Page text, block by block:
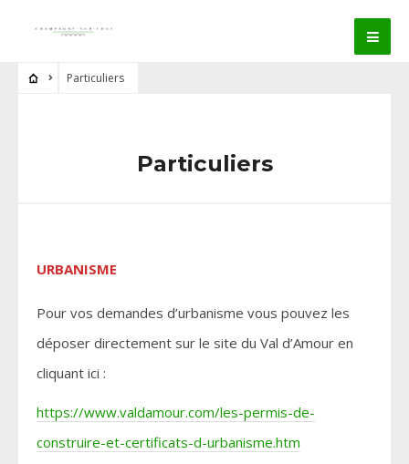
Particuliers
Particuliers
URBANISME
Pour vos demandes d’urbanisme vous pouvez les
déposer directement sur le site du Val d’Amour en
cliquant ici :
https://www.valdamour.com/les-permis-de-
construire-et-certificats-d-urbanisme.htm